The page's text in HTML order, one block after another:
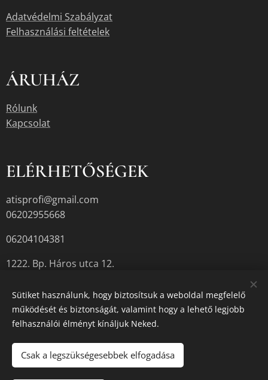
Adatvédelmi Szabályzat
Felhasználási feltételek
ÁRUHÁZ
Rólunk
Kapcsolat
ELÉRHETŐSÉGEK
atisprofi@gmail.com
06202955668
06204104381
1222. Bp. Háros utca 12.
A termékek aktuális készletéről érdeklődjön az üzletben, vagy a
megadott elérhetőségek egyikén.
Sütik
Sütiket használunk, hogy biztosítsuk a weboldal megfelelő
működését és biztonságát, valamint hogy a lehető legjobb
felhasználói élményt kínáljuk Neked.
Csak a legszükségesebbek elfogadása